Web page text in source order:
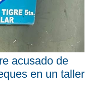
acusado de
en un taller